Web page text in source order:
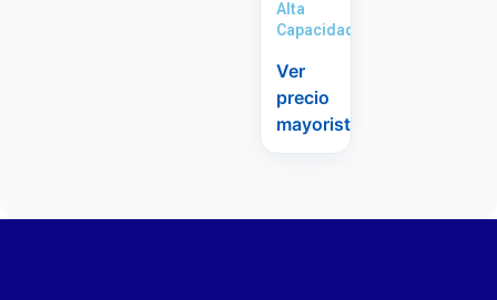
Alta
Capacidad
Ver
precio
mayorista